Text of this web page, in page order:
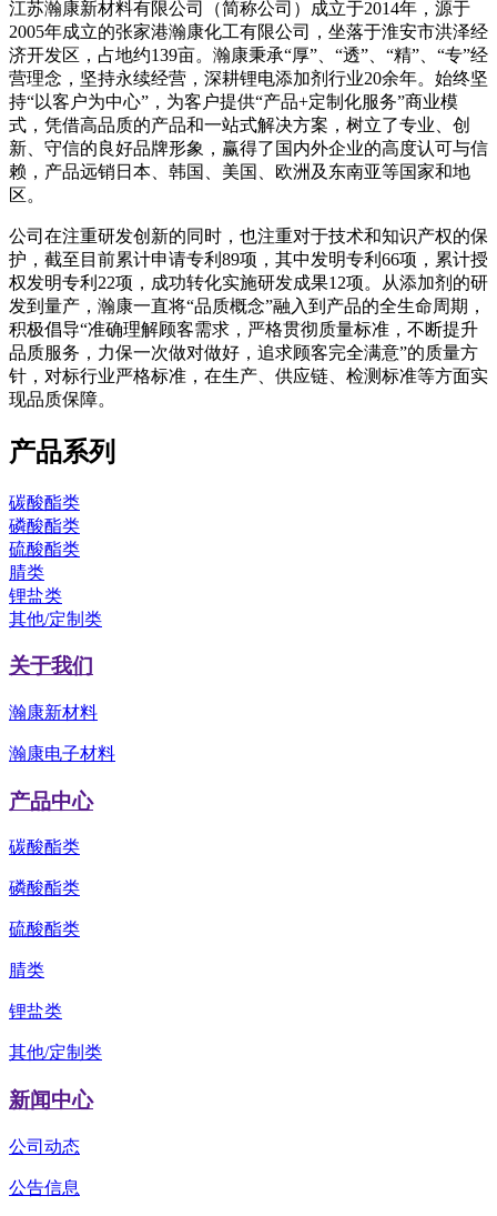
江苏瀚康新材料有限公司（简称公司）成立于2014年，源于
2005年成立的张家港瀚康化工有限公司，坐落于淮安市洪泽经
济开发区，占地约139亩。瀚康秉承“厚”、“透”、“精”、“专”经
营理念，坚持永续经营，深耕锂电添加剂行业20余年。始终坚
持“以客户为中心”，为客户提供“产品+定制化服务”商业模
式，凭借高品质的产品和一站式解决方案，树立了专业、创
新、守信的良好品牌形象，赢得了国内外企业的高度认可与信
赖，产品远销日本、韩国、美国、欧洲及东南亚等国家和地
区。
公司在注重研发创新的同时，也注重对于技术和知识产权的保
护，截至目前累计申请专利89项，其中发明专利66项，累计授
权发明专利22项，成功转化实施研发成果12项。从添加剂的研
发到量产，瀚康一直将“品质概念”融入到产品的全生命周期，
积极倡导“准确理解顾客需求，严格贯彻质量标准，不断提升
品质服务，力保一次做对做好，追求顾客完全满意”的质量方
针，对标行业严格标准，在生产、供应链、检测标准等方面实
现品质保障。
产品系列
碳酸酯类
磷酸酯类
硫酸酯类
腈类
锂盐类
其他/定制类
关于我们
瀚康新材料
瀚康电子材料
产品中心
碳酸酯类
磷酸酯类
硫酸酯类
腈类
锂盐类
其他/定制类
新闻中心
公司动态
公告信息